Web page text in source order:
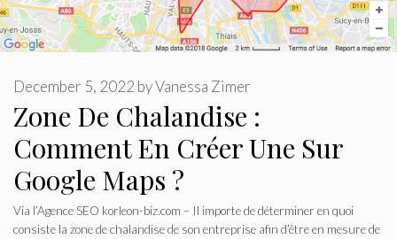
Zone De Chalandise :
Comment En Créer Une Sur
Google Maps ?
December 5, 2022 byVanessa Zimer
Via l’Agence SEO korleon-biz.com – Il importe de déterminer en quoi
consiste la zone de chalandise de son entreprise afin d’être en mesure de